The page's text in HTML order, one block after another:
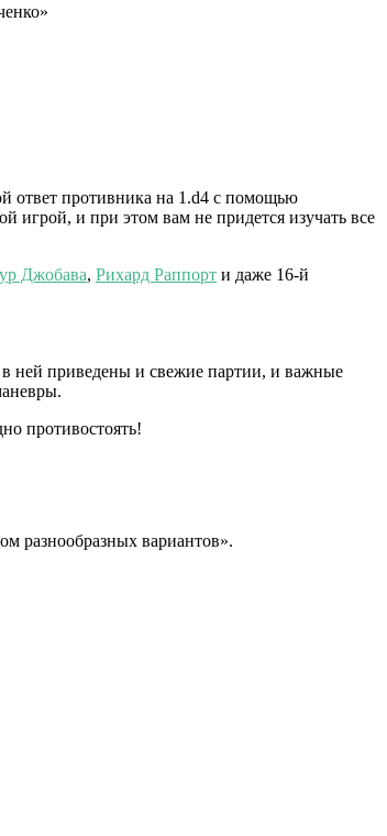
ответ противника на 1.d4 с помощью
игрой, и при этом вам не придется изучать все
Джобава, Рихард Раппорт и даже 16-й
в ней приведены и свежие партии, и важные
противостоять!
разнообразных вариантов».